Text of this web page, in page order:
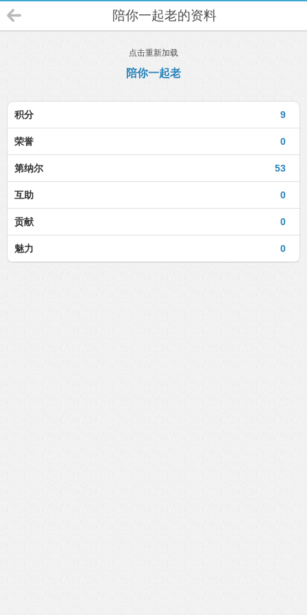
陪你一起老的资料
点击重新加载
陪你一起老
9
积分
0
荣誉
53
第纳尔
0
互助
0
贡献
0
魅力